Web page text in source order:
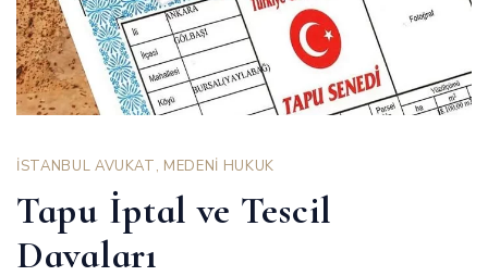
İSTANBUL AVUKAT, MEDENİ HUKUK
Tapu İptal ve Tescil
Davaları